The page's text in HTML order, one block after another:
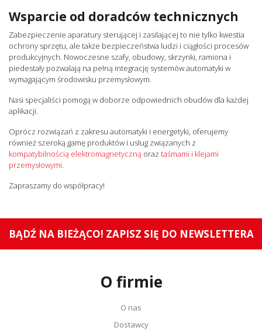
Wsparcie od doradców technicznych
Zabezpieczenie aparatury sterującej i zasilającej to nie tylko kwestia
ochrony sprzętu, ale także bezpieczeństwa ludzi i ciągłości procesów
produkcyjnych. Nowoczesne szafy, obudowy, skrzynki, ramiona i
piedestały pozwalają na pełną integrację systemów automatyki w
wymagającym środowisku przemysłowym.
Nasi specjaliści pomogą w doborze odpowiednich obudów dla każdej
aplikacji.
Oprócz rozwiązań z zakresu automatyki i energetyki, oferujemy
również szeroką gamę produktów i usług związanych z
kompatybilnością elektromagnetyczną oraz taśmami i klejami
przemysłowymi.
Zapraszamy do współpracy!
BĄDŹ NA BIEŻĄCO! ZAPISZ SIĘ DO NEWSLETTERA
O firmie
O nas
Dostawcy